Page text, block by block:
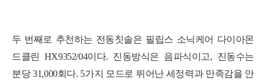
두 번째로 추천하는 전동칫솔은 필립스 소닉케어 다이아몬
드클린 HX9352/04이다. 진동방식은 음파식이고, 진동수는
분당 31,000회다. 5가지 모드로 뛰어난 세정력과 만족감을 안